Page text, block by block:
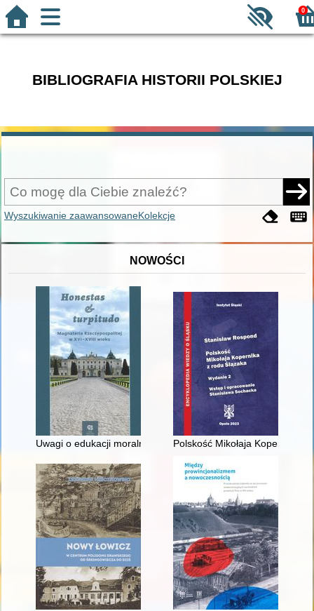
0
BIBLIOGRAFIA HISTORII POLSKIEJ
Wyszukiwanie zaawansowaneKolekcje
NOWOŚCI
Uwagi o edukacji moralnej synów szlacheckich w XVI-
Polskość Mikołaja Kopernika z